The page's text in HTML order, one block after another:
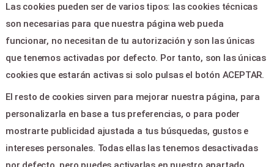
Aviso legal
Política de privacidad
PLAZA MAJOR 3 - ALGEMESÍ
46680
Las cookies pueden ser de varios tipos: las cookies técnicas
son necesarias para que nuestra página web pueda
funcionar, no necesitan de tu autorización y son las únicas
que tenemos activadas por defecto. Por tanto, son las únicas
cookies que estarán activas si solo pulsas el botón ACEPTAR.
El resto de cookies sirven para mejorar nuestra página, para
personalizarla en base a tus preferencias, o para poder
mostrarte publicidad ajustada a tus búsquedas, gustos e
intereses personales. Todas ellas las tenemos desactivadas